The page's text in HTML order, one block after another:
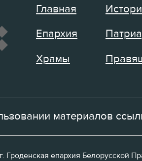
Главная
Епархия
Храмы
материалов
Гроденская епархия Белорусской